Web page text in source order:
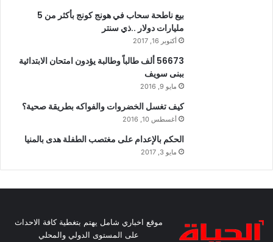
بيع ناطحة سحاب في هونج كونج بأكثر من 5
مليارات دولار ..ذي سنتر
أكتوبر 16, 2017
56673 ألف طالباً وطالبة يؤدون امتحان الابتدائية
ببنى سويف
مايو 9, 2016
كيف تغسل الخضروات والفواكه بطريقة صحية؟
أغسطس 10, 2016
الحكم بالإعدام على مغتصب الطفلة هدى بالمنيا
مايو 3, 2017
موقع اخباري شامل يهتم بتغطية كافة الاحداث
على المستوى الدولي والمحلي